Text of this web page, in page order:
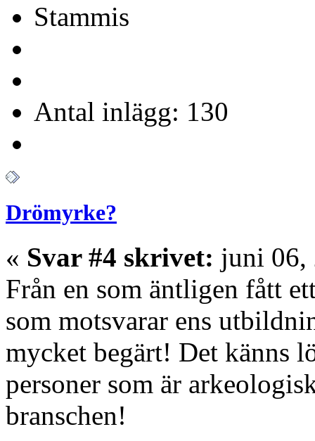
Stammis
Antal inlägg: 130
Drömyrke?
« Svar #4 skrivet: juni 06,
Från en som äntligen fått
som motsvarar ens
mycket begärt! Det känns
personer som är
branschen!